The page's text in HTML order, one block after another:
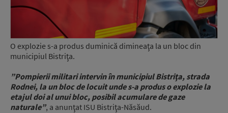
O explozie s-a produs duminică dimineaţa la un bloc din
municipiul Bistriţa.
”Pompierii militari intervin în municipiul Bistriţa, strada
Rodnei, la un bloc de locuit unde s-a produs o explozie la
etajul doi al unui bloc, posibil acumulare de gaze
naturale”, a anunţat ISU Bistriţa-Năsăud.